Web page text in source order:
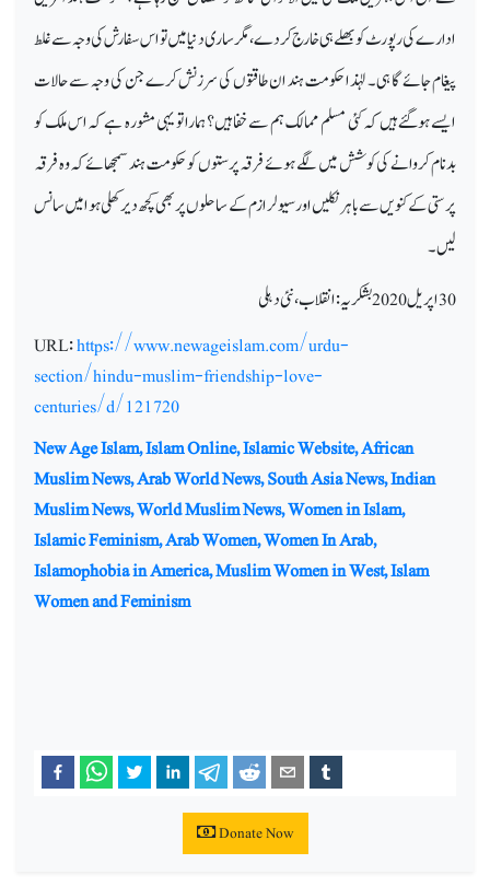
ادارے کی رپورٹ کو بھلے ہی خارج کردے، مگر ساری دنیا میں تو اس سفارش کی وجہ سے غلط
پیغام جائے گا ہی۔ لہٰذا حکومت ہند ان طاقتوں کی سرزنش کرے جن کی وجہ سے حالات
ایسے ہوگئے ہیںکہ کئی مسلم ممالک ہم سے خفا ہیں؟ ہمارا تو یہی مشورہ ہے کہ اس ملک کو
بدنام کروانے کی کوشش میں لگے ہوئے فرقہ پرستوں کو حکومت ہند سمجھائے کہ وہ فرقہ
پرستی کے کنویں سے باہر نکلیں اور سیولرازم کے ساحلوں پر بھی کچھ دیر کھلی ہوا میں سانس
لیں۔
30اپریل 2020
بشکریہ: انقلاب، نئی دہلی
URL:https://www.newageislam.com/urdu-
section/hindu-muslim-friendship-love-
centuries/d/121720
New Age Islam, Islam Online, Islamic Website, African
Muslim News, Arab World News, South Asia News, Indian
Muslim News, World Muslim News, Women in Islam,
Islamic Feminism, Arab Women, Women In Arab,
Islamophobia in America, Muslim Women in West, Islam
Women and Feminism
Donate Now